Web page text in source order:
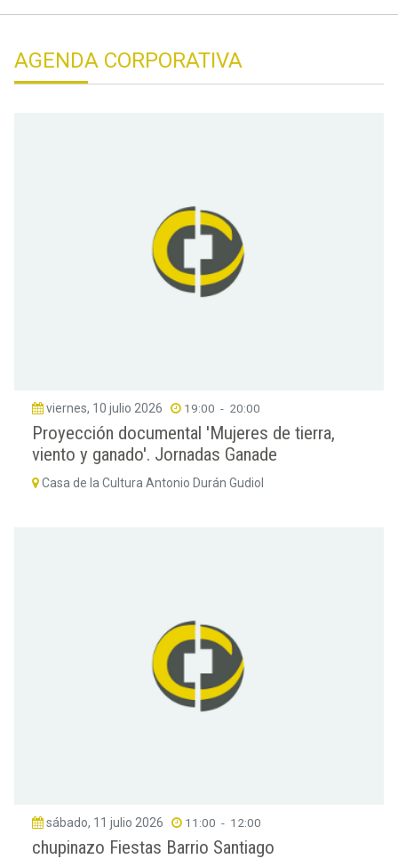
AGENDA CORPORATIVA
viernes, 10 julio 2026 19:00 - 20:00
Proyección documental 'Mujeres de tierra,
viento y ganado'. Jornadas Ganade
Casa de la Cultura Antonio Durán Gudiol
sábado, 11 julio 2026 11:00 - 12:00
chupinazo Fiestas Barrio Santiago